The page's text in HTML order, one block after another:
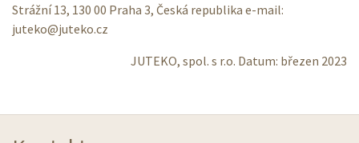
Strážní 13, 130 00 Praha 3, Česká republika e-mail:
juteko@juteko.cz
JUTEKO, spol. s r.o. Datum: březen 2023